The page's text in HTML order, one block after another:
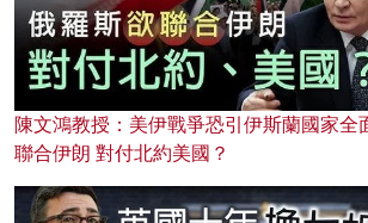
陳文鴻教授：美伊戰爭恐引伊斯蘭國家全
聯合伊朗 對付北約美國？